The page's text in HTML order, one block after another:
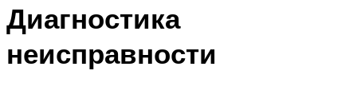
Диагностика
неисправности